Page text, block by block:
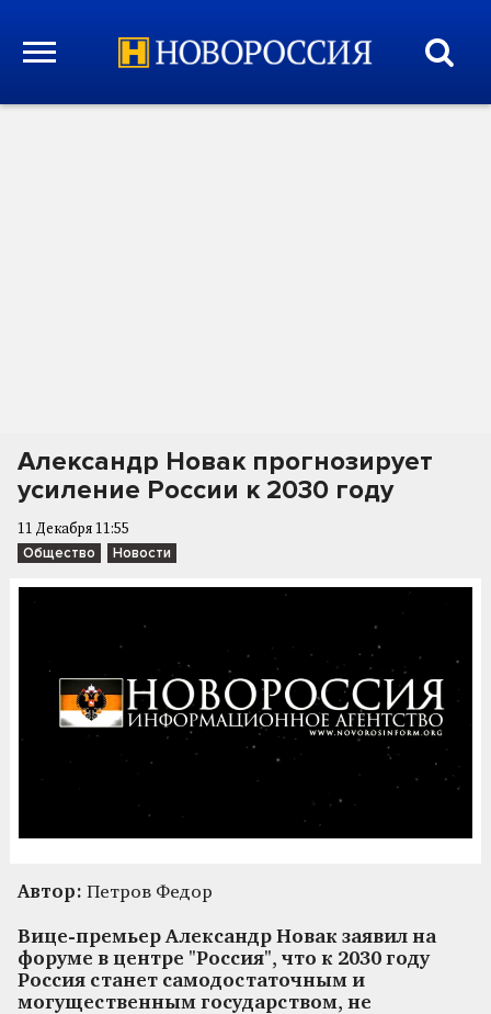
Александр Новак прогнозирует
усиление России к 2030 году
11 Декабря 11:55
Общество Новости
Автор: Петров Федор
Вице-премьер Александр Новак заявил на
форуме в центре "Россия", что к 2030 году
Россия станет самодостаточным и
могущественным государством, не